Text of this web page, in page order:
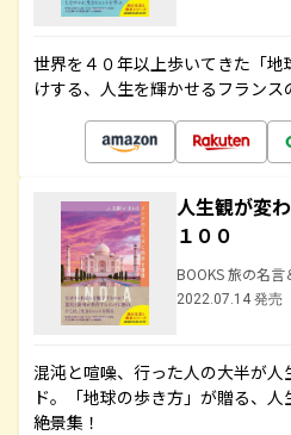
世界を４０年以上歩いてきた「
けする、人生を輝かせるフラン
人生観が変
１００
BOOKS 旅の名言
2022.07.14 発売
混沌と喧噪、行った人の大半が
ド。「地球の歩き方」が贈る、
絶景集！